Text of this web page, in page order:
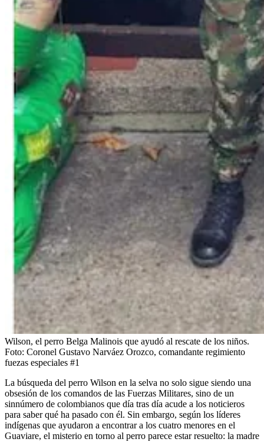
Wilson, el perro Belga Malinois que ayudó al rescate de los niños.
Foto: Coronel Gustavo Narváez Orozco, comandante regimiento
fuezas especiales #1
La búsqueda del perro Wilson en la selva no solo sigue siendo una
obsesión de los comandos de las Fuerzas Militares, sino de un
sinnúmero de colombianos que día tras día acude a los noticieros
para saber qué ha pasado con él. Sin embargo, según los líderes
indígenas que ayudaron a encontrar a los cuatro menores en el
Guaviare, el misterio en torno al perro parece estar resuelto: la madre